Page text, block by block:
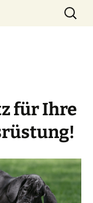
Suche
nach:
für Ihre